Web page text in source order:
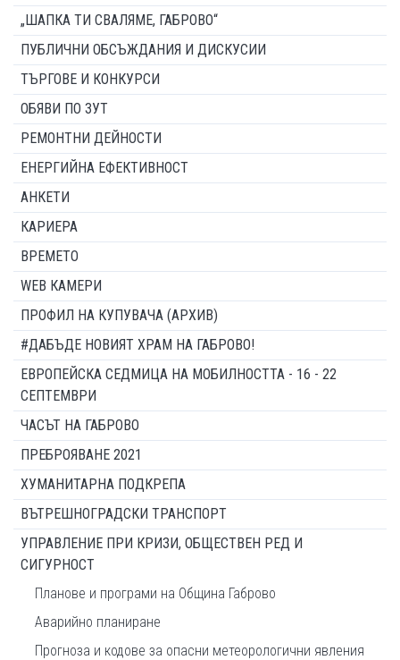
„ШАПКА ТИ СВАЛЯМЕ, ГАБРОВО“
ПУБЛИЧНИ ОБСЪЖДАНИЯ И ДИСКУСИИ
ТЪРГОВЕ И КОНКУРСИ
ОБЯВИ ПО ЗУТ
РЕМОНТНИ ДЕЙНОСТИ
ЕНЕРГИЙНА ЕФЕКТИВНОСТ
АНКЕТИ
КАРИЕРА
ВРЕМЕТО
WEB КАМЕРИ
ПРОФИЛ НА КУПУВАЧА (АРХИВ)
#ДАБЪДЕ НОВИЯТ ХРАМ НА ГАБРОВО!
ЕВРОПЕЙСКА СЕДМИЦА НА МОБИЛНОСТТА - 16 - 22
СЕПТЕМВРИ
ЧАСЪТ НА ГАБРОВО
ПРЕБРОЯВАНЕ 2021
ХУМАНИТАРНА ПОДКРЕПА
ВЪТРЕШНОГРАДСКИ ТРАНСПОРТ
УПРАВЛЕНИЕ ПРИ КРИЗИ, ОБЩЕСТВЕН РЕД И
СИГУРНОСТ
Планове и програми на Община Габрово
Аварийно планиране
Прогноза и кодове за опасни метеорологични явления